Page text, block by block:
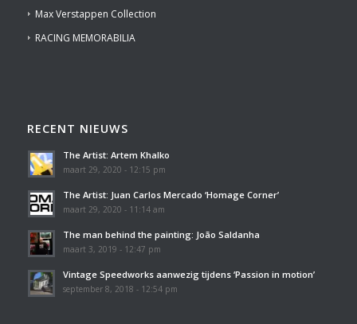
Max Verstappen Collection
RACING MEMORABILIA
RECENT NIEUWS
The Artist: Artem Khalko
maart 29, 2020 - 12:15 pm
The Artist: Juan Carlos Mercado ‘Homage Corner’
maart 29, 2020 - 11:14 am
The man behind the painting: João Saldanha
maart 3, 2019 - 12:47 pm
Vintage Speedworks aanwezig tijdens ‘Passion in motion’
september 8, 2018 - 12:54 pm